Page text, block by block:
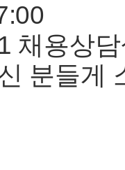
채용상
분들게